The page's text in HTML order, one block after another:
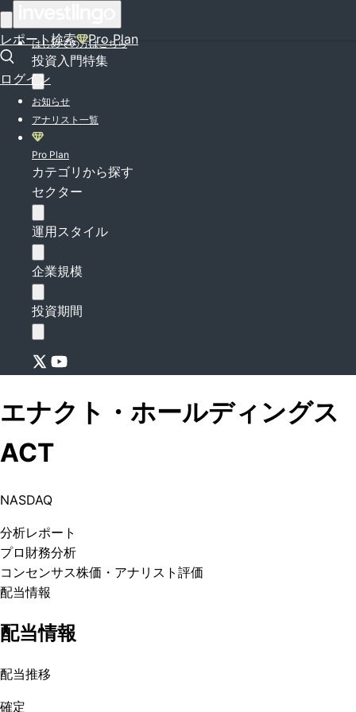
レポート検索 Pro Plan
ログイン
はじめての方はこちら
投資入門特集
お知らせ
アナリスト一覧
Pro Plan
カテゴリから探す
セクター
運用スタイル
企業規模
投資期間
エナクト・ホールディングス
ACT
NASDAQ
分析レポート
プロ 財務分析
コンセンサス株価 ・アナリスト評価
配当情報
配当情報
配当推移
確定